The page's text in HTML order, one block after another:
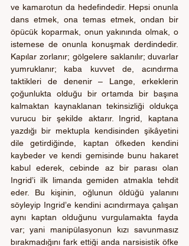
ve kamarotun da hedefindedir. Hepsi onunla
dans etmek, ona temas etmek, ondan bir
öpücük koparmak, onun yakınında olmak, o
istemese de onunla konuşmak derdindedir.
Kapılar zorlanır; gölgelere saklanılır; duvarlar
yumruklanır; kaba kuvvet de, acındırma
taktikleri de denenir – Lange, erkeklerin
çoğunlukta olduğu bir ortamda bir başına
kalmaktan kaynaklanan tekinsizliği oldukça
vurucu bir şekilde aktarır. Ingrid, kaptana
yazdığı bir mektupla kendisinden şikâyetini
dile getirdiğinde, kaptan öfkeden kendini
kaybeder ve kendi gemisinde bunu hakaret
kabul ederek, cebinde az bir parası olan
Ingrid’i ilk limanda gemiden atmakla tehdit
eder. Bu kişinin, oğlunun öldüğü yalanını
söyleyip Ingrid’e kendini acındırmaya çalışan
aynı kaptan olduğunu vurgulamakta fayda
var; yani manipülasyonun kızı savunmasız
bırakmadığını fark ettiği anda narsisistik öfke